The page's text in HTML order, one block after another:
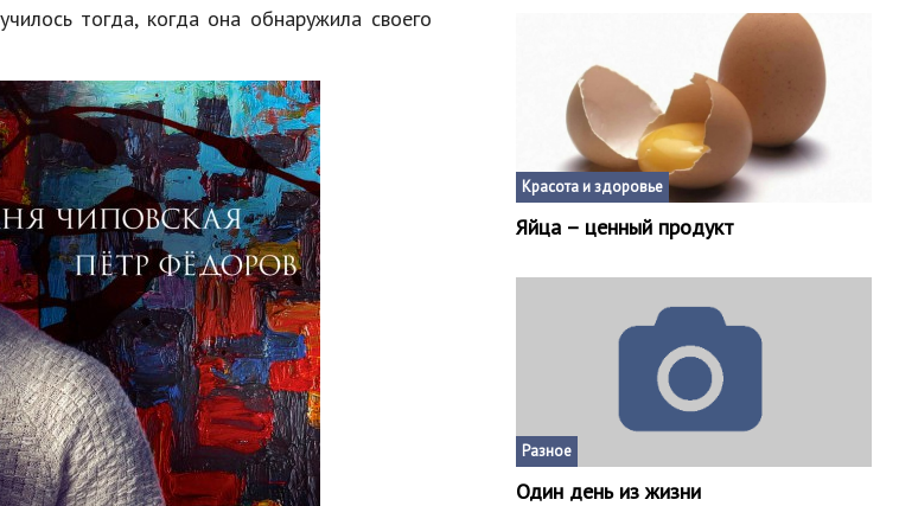
тогда, когда она обнаружила своего
Красота и здоровье
Яйца – ценный продукт
Разное
Один день из жизни